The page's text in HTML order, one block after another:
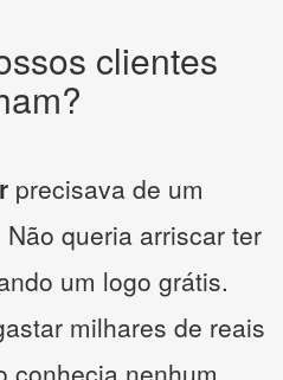
clientes
precisava de um
queria arriscar ter
um logo grátis.
milhares de reais